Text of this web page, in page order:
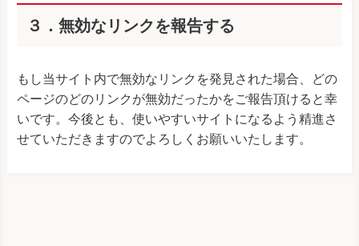
３．無効なリンクを報告する
もし当サイト内で無効なリンクを発見された場合、どの
ページのどのリンクが無効だったかをご報告頂けると幸
いです。今後とも、使いやすいサイトになるよう精進さ
せていただきますのでよろしくお願いいたします。